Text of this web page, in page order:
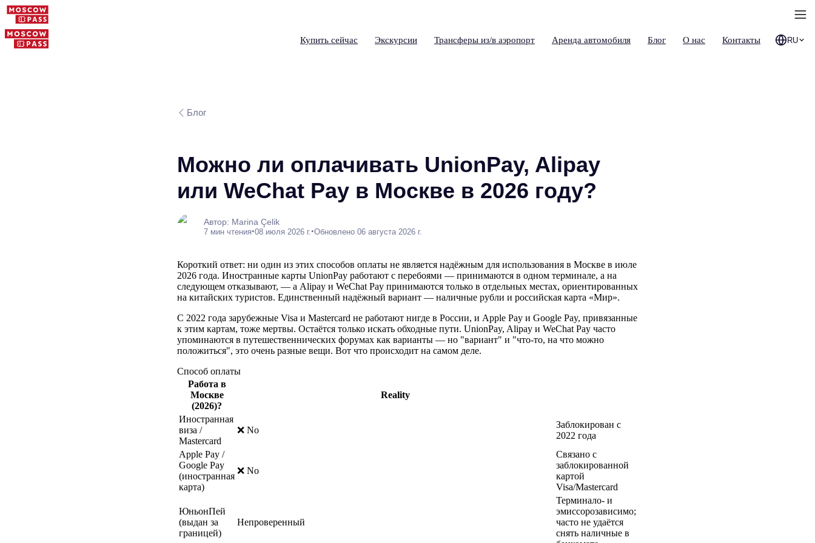
Купить сейчас Экскурсии Трансферы из/в аэропорт Аренда автомобиля Блог О нас Контакты RU
Блог
Можно ли оплачивать UnionPay, Alipay
или WeChat Pay в Москве в 2026 году?
Автор: Marina Çelik
7 мин чтения•08 июля 2026 г.•Обновлено 06 августа 2026 г.
Короткий ответ: ни один из этих способов оплаты не является надёжным для использования в Москве в июле
2026 года. Иностранные карты UnionPay работают с перебоями — принимаются в одном терминале, а на
следующем отказывают, — а Alipay и WeChat Pay принимаются только в отдельных местах, ориентированных
на китайских туристов. Единственный надёжный вариант — наличные рубли и российская карта «Мир».
С 2022 года зарубежные Visa и Mastercard не работают нигде в России, и Apple Pay и Google Pay, привязанные
к этим картам, тоже мертвы. Остаётся только искать обходные пути. UnionPay, Alipay и WeChat Pay часто
упоминаются в путешественнических форумах как варианты — но "вариант" и "что-то, на что можно
положиться", это очень разные вещи. Вот что происходит на самом деле.
Способ оплаты
Работа в
Москве
(2026)?
Reality
Иностранная
виза /
Mastercard
❌ No
Заблокирован с
2022 года
Apple Pay /
Google Pay
(иностранная
карта)
❌ No
Связано с
заблокированной
картой
Visa/Mastercard
ЮньонПей
(выдан за
границей)
Непроверенный
Терминало- и
эмиссорозависимо;
часто не удаётся
снять наличные в